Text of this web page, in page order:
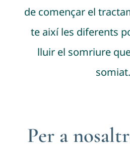
de començar el
te així les diferents
lluir el somriure
somiat.
Per a